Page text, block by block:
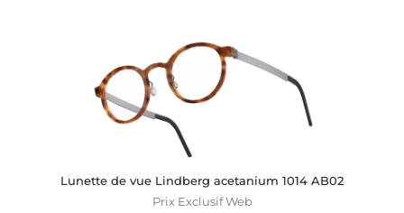
Lunette de vue Lindberg acetanium 1014 AB02
Prix Exclusif Web